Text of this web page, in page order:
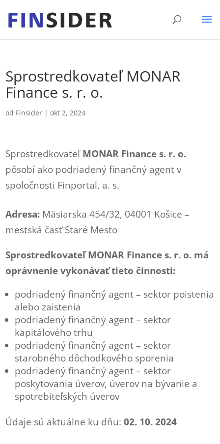
Sprostredkovateľ MONAR
Finance s. r. o.
od Finsider |okt 2, 2024
SprostredkovateľMONAR Finance s. r. o.
pôsobí ako podriadený finančný agent v
spoločnosti Finportal, a. s.
Adresa: Mäsiarska 454/32, 04001 Košice –
mestská časť Staré Mesto
Sprostredkovateľ MONAR Finance s. r. o. má
oprávnenie vykonávať tieto činnosti:
podriadený finančný agent – sektor poistenia
alebo zaistenia
podriadený finančný agent – sektor
kapitálového trhu
podriadený finančný agent – sektor
starobného dôchodkového sporenia
podriadený finančný agent – sektor
poskytovania úverov, úverov na bývanie a
spotrebiteľských úverov
Údaje sú aktuálne ku dňu:02. 10. 2024